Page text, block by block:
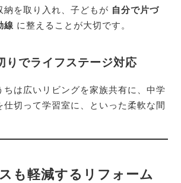
納を取り入れ、子どもが 自分で片づ
線 に整えることが大切です。
りでライフステージ対応
ちは広いリビングを家族共有に、中学
仕切って学習室に、といった柔軟な間
も軽減するリフォーム